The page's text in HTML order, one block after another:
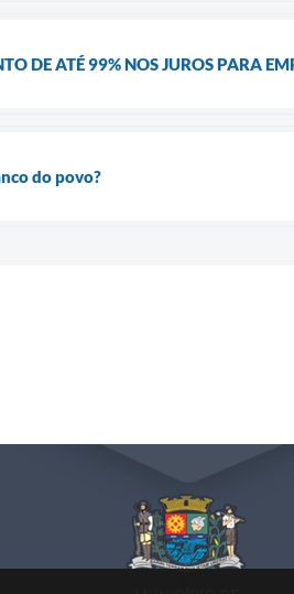
DE ATÉ 99% NOS JUROS PARA
do povo?